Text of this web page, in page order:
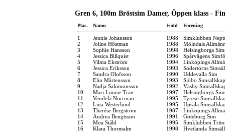
Gren 6, 100m Bröstsim Damer, Öppen klass -
Plac. Namn Född Förening
1 Jennie Johansson 1988
Simklubben
2
Joline Höstman 1988
Mölndals
3
Sophie Hansson 1998
Helsingborgs
4
Jessica Billquist 1996
Spårvägens
5
Vilma Ekström 1994
Linköpings
6
Jessica Eriksson 1993
Södertörns
7
Sandra Olofsson 1990
Uddevalla Sim
8
Elin Mårtensson 1993
Sjöbo Simsällskap
9
Nadja Salomonsson 1992
Väsby
10
Mari Louise Tran 1997
Helsingborgs
11
Vendela Norrman 1995
Tyresö
12
Lina Westerlund 1995
Upsala
13
Therése Bergström 1987
Linköpings
14
Andrea Bengtsson 1991
Göteborg Sim
15
Moa Ståhl 1995
Simklubben
16
Klara Thormalm 1998 Hvetlanda